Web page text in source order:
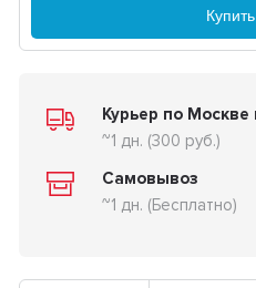
Курьер по
~1 дн. (300 руб.)
Самовывоз
~1 дн. (Бесплатно)